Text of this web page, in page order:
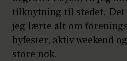
tilknytning til stedet. Det
jeg lærte alt om
byfester, aktiv weekend
store nok.